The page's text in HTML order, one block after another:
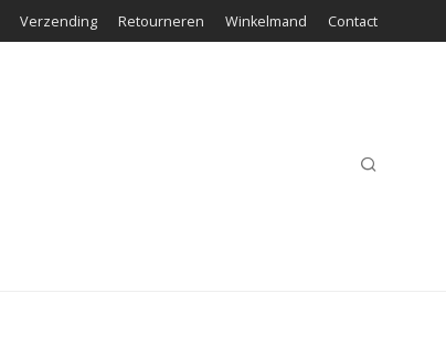
Verzending Retourneren Winkelmand Contact